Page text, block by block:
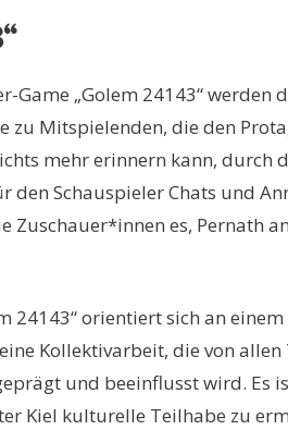
Game „Golem 24143“ werden
zu Mitspielenden, die den
mehr erinnern kann, durch
den Schauspieler Chats und
Zuschauer*innen es, Pernath
24143“ orientiert sich an
Kollektivarbeit, die von
und beeinflusst wird. Es
Kiel kulturelle Teilhabe zu